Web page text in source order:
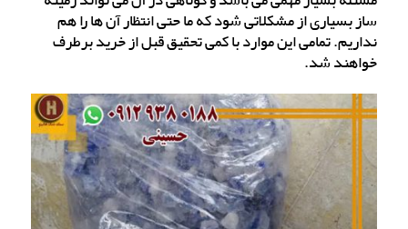
ساز بسیاری از مشکلاتی شود که ما حتی انتظار آن ها را هم
نداریم. تمامی این موارد با کمی تحقیق قبل از خرید برطرف
خواهند شد.